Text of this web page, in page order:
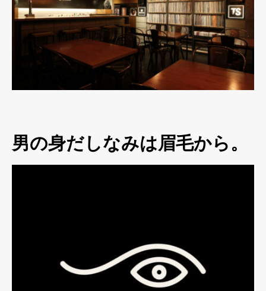
男の身だしなみは眉毛から。